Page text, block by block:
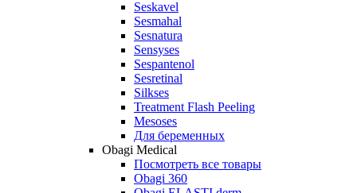
Seskavel
Sesmahal
Sesnatura
Sensyses
Sespantenol
Sesretinal
Silkses
Treatment Flash Peeling
Mesoses
Для беременных
Obagi Medical
Посмотреть все товары
Obagi 360